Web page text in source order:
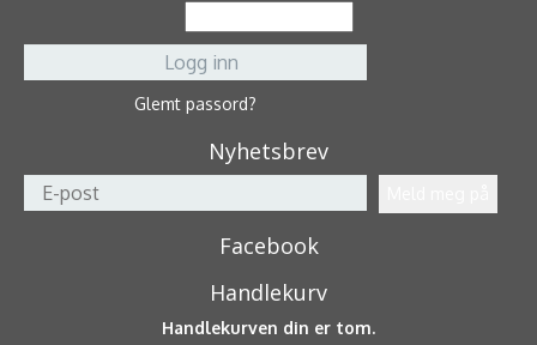
Glemt passord?
Nyhetsbrev
Facebook
Handlekurv
Handlekurven din er tom.